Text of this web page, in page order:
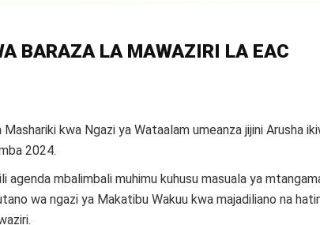
BARAZA LA MAWAZIRI LA EAC
kwa Ngazi ya Wataalam umeanza jijini Arusha
2024.
agenda mbalimbali muhimu kuhusu masuala ya
wa ngazi ya Makatibu Wakuu kwa majadiliano na